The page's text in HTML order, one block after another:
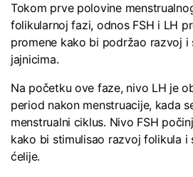
Tokom prve polovine
folikularnoj fazi, odnos FSH i LH
promene kako bi podržao razvoj i
jajnicima.
Na početku ove faze, nivo LH je
period nakon menstruacije, kada
menstrualni ciklus. Nivo FSH
kako bi stimulisao razvoj folikula i
ćelije.